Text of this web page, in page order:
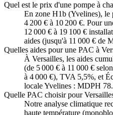
Quel est le prix d'une pompe à
En zone H1b (Yvelines),
4 200 € à 10 200 €. Pour
12 000 € à 19 100 €
aides (jusqu'à 11 000 € de
Quelles aides pour une PAC à
À Versailles, les aides
(de 5 000 € à 11 000 €
à 4 000 €), TVA 5,5%, et
locale Yvelines : MDPH 78.
Quelle PAC choisir pour
Notre analyse climatique
haute température